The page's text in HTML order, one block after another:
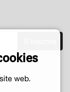
web.